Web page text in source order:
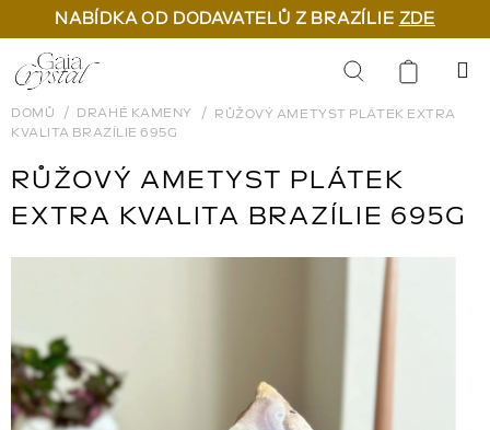
NABÍDKA OD DODAVATELŮ Z BRAZÍLIE ZDE
Přejít
na
obsah
Hledat
DOMŮ DRAHÉ KAMENY
RŮŽOVÝ AMETYST PLÁTEK EXTRA
KVALITA BRAZÍLIE 695G
RŮŽOVÝ AMETYST PLÁTEK
EXTRA KVALITA BRAZÍLIE 695G